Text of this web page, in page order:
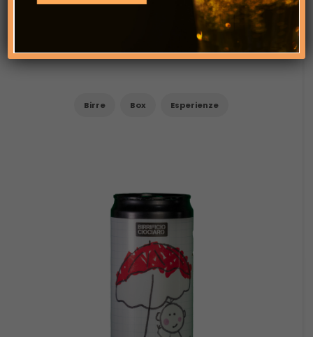
Birre Box Esperienze